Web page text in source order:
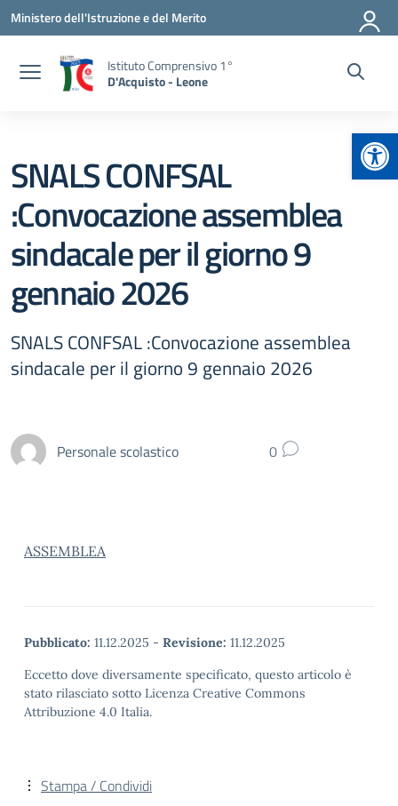
Vai ai contenuti
Vai al menu di navigazione
Vai al footer
Ministero dell'Istruzione e del Merito
Istituto Comprensivo 1°
D'Acquisto - Leone
SNALS CONFSAL
:Convocazione assemblea
sindacale per il giorno 9
gennaio 2026
SNALS CONFSAL :Convocazione assemblea
sindacale per il giorno 9 gennaio 2026
Personale scolastico 0
ASSEMBLEA
Pubblicato: 11.12.2025 - Revisione: 11.12.2025
Eccetto dove diversamente specificato, questo articolo è
stato rilasciato sotto Licenza Creative Commons
Attribuzione 4.0 Italia.
Stampa / Condividi